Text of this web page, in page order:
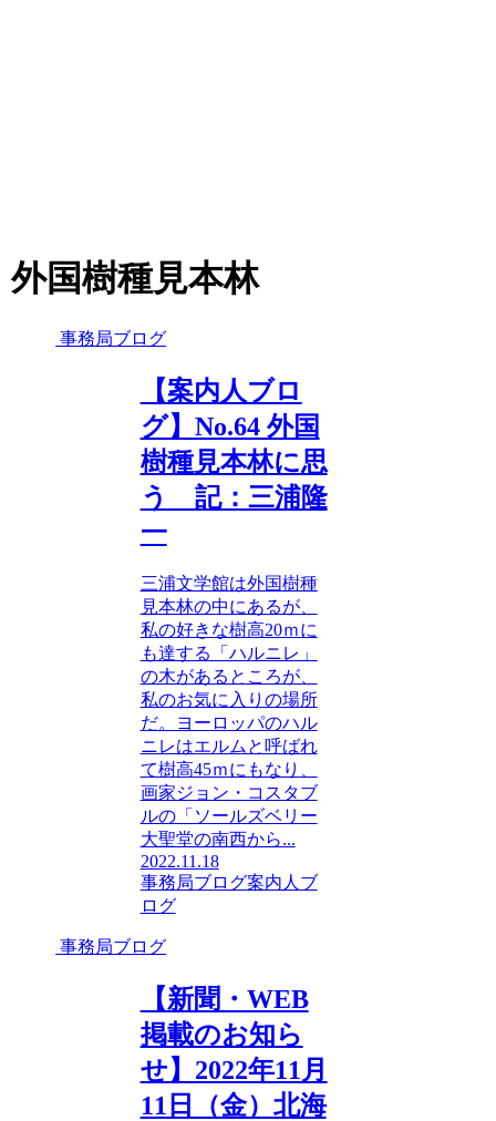
外国樹種見本林
事務局ブログ
【案内人ブロ
グ】No.64 外国
樹種見本林に思
う 記：三浦隆
一
三浦文学館は外国樹種
見本林の中にあるが、
私の好きな樹高20ｍに
も達する「ハルニレ」
の木があるところが、
私のお気に入りの場所
だ。ヨーロッパのハル
ニレはエルムと呼ばれ
て樹高45ｍにもなり、
画家ジョン・コスタブ
ルの「ソールズベリー
大聖堂の南西から...
2022.11.18
事務局ブログ案内人ブ
ログ
事務局ブログ
【新聞・WEB
掲載のお知ら
せ】2022年11月
11日（金）北海